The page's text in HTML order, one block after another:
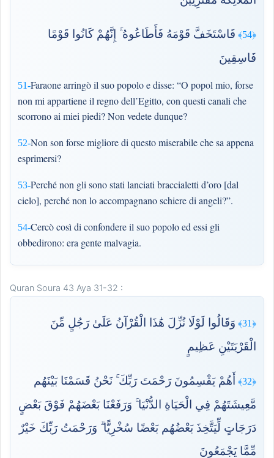
51-Faraone arringò il suo popolo e disse: “O popol mio, forse
non mi appartiene il regno dell’Egitto, con questi canali che
scorrono ai miei piedi? Non vedete dunque?
52-Non son forse migliore di questo miserabile che sa appena
esprimersi?
53-Perché non gli sono stati lanciati braccialetti d’oro [dal
cielo], perché non lo accompagnano schiere di angeli?”.
﴿54﴾
فَاسْتَخَفَّ قَوْمَهُ فَأَطَاعُوهُ ۚ إِنَّهُمْ كَانُوا قَوْمًا
فَاسِقِينَ
54-Cercò così di confondere il suo popolo ed essi gli
obbedirono: era gente malvagia.
Quran Soura 43 Aya 31-32 :
﴿31﴾
وَقَالُوا لَوْلَا نُزِّلَ هَٰذَا الْقُرْآنُ عَلَىٰ رَجُلٍ مِّنَ
الْقَرْيَتَيْنِ عَظِيمٍ
﴿32﴾
أَهُمْ يَقْسِمُونَ رَحْمَتَ رَبِّكَ ۚ نَحْنُ قَسَمْنَا بَيْنَهُم
مَّعِيشَتَهُمْ فِي الْحَيَاةِ الدُّنْيَا ۚ وَرَفَعْنَا بَعْضَهُمْ فَوْقَ بَعْضٍ
دَرَجَاتٍ لِّيَتَّخِذَ بَعْضُهُم بَعْضًا سُخْرِيًّا ۗ وَرَحْمَتُ رَبِّكَ خَيْرٌ
مِّمَّا يَجْمَعُونَ